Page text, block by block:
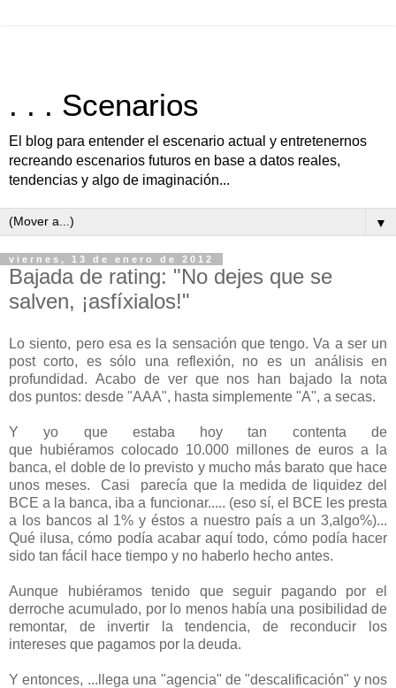
. . . Scenarios
El blog para entender el escenario actual y entretenernos
recreando escenarios futuros en base a datos reales,
tendencias y algo de imaginación...
▼
viernes, 13 de enero de 2012
Bajada de rating: "No dejes que se
salven, ¡asfíxialos!"
Lo siento, pero esa es la sensación que tengo. Va a ser un
post corto, es sólo una reflexión, no es un análisis en
profundidad. Acabo de ver que nos han bajado la nota
dos puntos: desde "AAA", hasta simplemente "A", a secas.
Y yo que estaba hoy tan contenta de
que hubiéramos colocado 10.000 millones de euros a la
banca, el doble de lo previsto y mucho más barato que hace
unos meses. Casi parecía que la medida de liquidez del
BCE a la banca, iba a funcionar..... (eso sí, el BCE les presta
a los bancos al 1% y éstos a nuestro país a un 3,algo%)...
Qué ilusa, cómo podía acabar aquí todo, cómo podía hacer
sido tan fácil hace tiempo y no haberlo hecho antes.
Aunque hubiéramos tenido que seguir pagando por el
derroche acumulado, por lo menos había una posibilidad de
remontar, de invertir la tendencia, de reconducir los
intereses que pagamos por la deuda.
Y entonces, ...llega una "agencia" de "descalificación" y nos